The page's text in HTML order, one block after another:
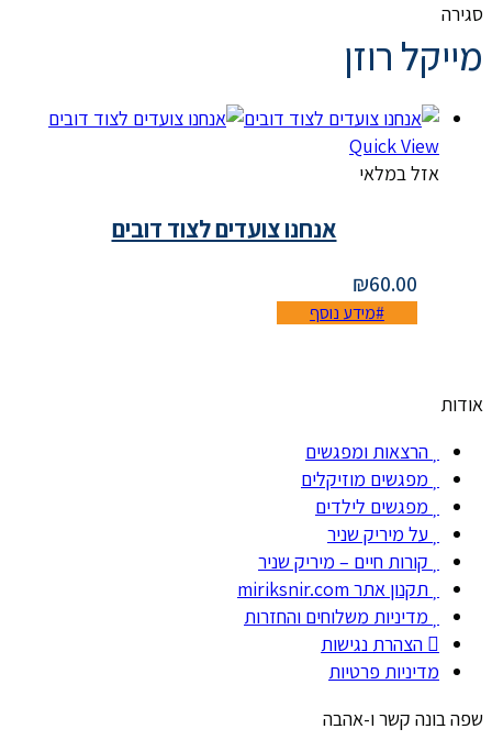
סגירה
מייקל רוזן
Quick View
אזל במלאי
אנחנו צועדים לצוד דובים
₪60.00
מידע נוסף
אודות
הרצאות ומפגשים
מפגשים מוזיקלים
מפגשים לילדים
על מיריק שניר
קורות חיים – מיריק שניר
תקנון אתר miriksnir.com
מדיניות משלוחים והחזרות
הצהרת נגישות
מדיניות פרטיות
שפה בונה קשר ו-אהבה